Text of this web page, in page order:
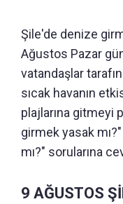
Şile'de denize
Ağustos Pazar
vatandaşlar
sıcak havanın
plajlarına gitmeyi
girmek yasak
mı?" sorularına
9 AĞUSTOS